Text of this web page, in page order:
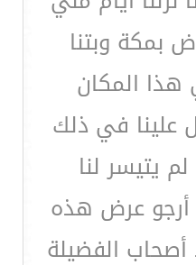
بمكة وبتنا
المكان
علينا في ذلك
يتيسر لنا
عرض هذه
الفضيلة